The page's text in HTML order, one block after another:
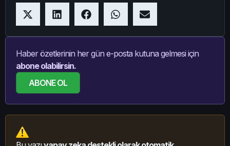
Haber özetlerinin her gün e-posta kutuna gelmesi için
abone olabilirsin.
ABONE OL